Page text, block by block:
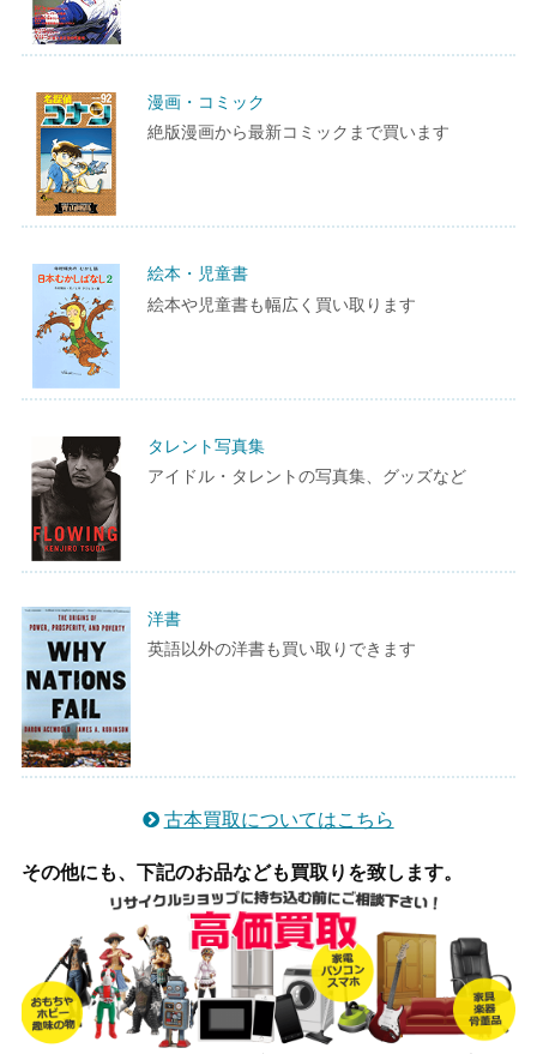
漫画・コミック
絶版漫画から最新コミックまで買います
絵本・児童書
絵本や児童書も幅広く買い取ります
タレント写真集
アイドル・タレントの写真集、グッズなど
洋書
英語以外の洋書も買い取りできます
古本買取についてはこちら
その他にも、下記のお品なども買取りを致します。